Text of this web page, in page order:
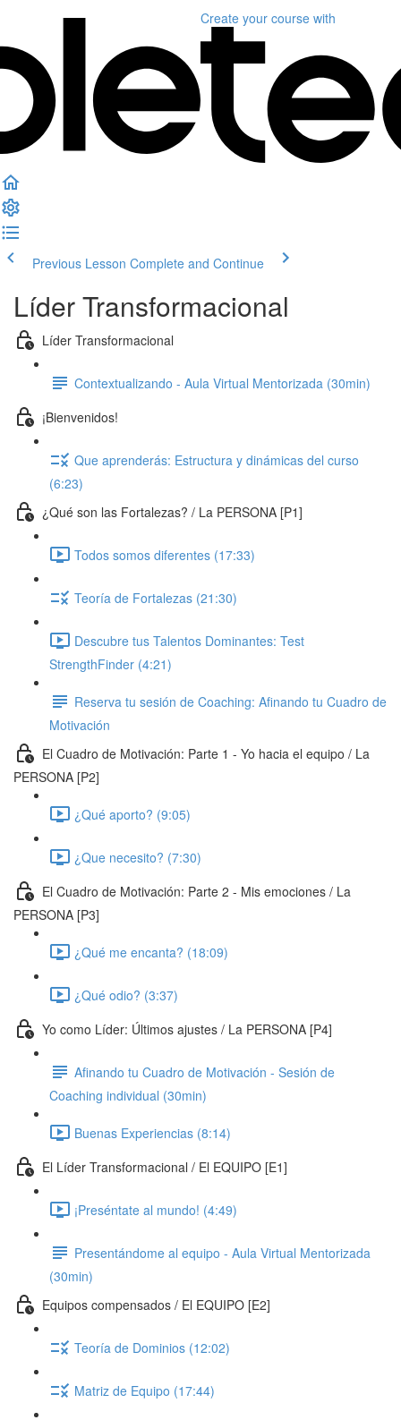
Create your course with
Previous Lesson Complete and Continue
Líder Transformacional
Líder Transformacional
Contextualizando - Aula Virtual Mentorizada (30min)
¡Bienvenidos!
Que aprenderás: Estructura y dinámicas del curso
(6:23)
¿Qué son las Fortalezas? / La PERSONA [P1]
Todos somos diferentes (17:33)
Teoría de Fortalezas (21:30)
Descubre tus Talentos Dominantes: Test
StrengthFinder (4:21)
Reserva tu sesión de Coaching: Afinando tu Cuadro de
Motivación
El Cuadro de Motivación: Parte 1 - Yo hacia el equipo / La
PERSONA [P2]
¿Qué aporto? (9:05)
¿Que necesito? (7:30)
El Cuadro de Motivación: Parte 2 - Mis emociones / La
PERSONA [P3]
¿Qué me encanta? (18:09)
¿Qué odio? (3:37)
Yo como Líder: Últimos ajustes / La PERSONA [P4]
Afinando tu Cuadro de Motivación - Sesión de
Coaching individual (30min)
Buenas Experiencias (8:14)
El Líder Transformacional / El EQUIPO [E1]
¡Preséntate al mundo! (4:49)
Presentándome al equipo - Aula Virtual Mentorizada
(30min)
Equipos compensados / El EQUIPO [E2]
Teoría de Dominios (12:02)
Matriz de Equipo (17:44)